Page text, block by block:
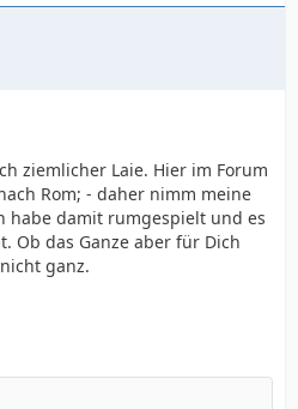
ziemlicher Laie. Hier im Forum
Rom; - daher nimm meine
habe damit rumgespielt und es
Ob das Ganze aber für Dich
ganz.